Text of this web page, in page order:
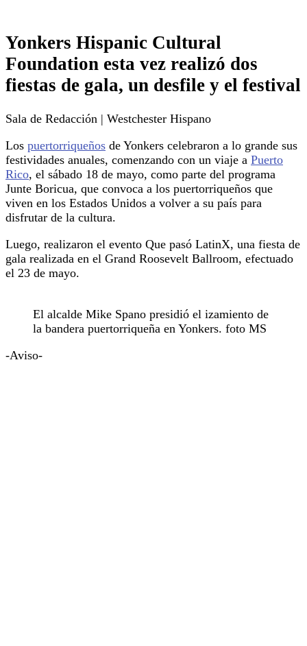
Yonkers Hispanic Cultural
Foundation esta vez realizó dos
fiestas de gala, un desfile y el festival
Sala de Redacción | Westchester Hispano
Los puertorriqueños de Yonkers celebraron a lo grande sus
festividades anuales, comenzando con un viaje a Puerto
Rico, el sábado 18 de mayo, como parte del programa
Junte Boricua, que convoca a los puertorriqueños que
viven en los Estados Unidos a volver a su país para
disfrutar de la cultura.
Luego, realizaron el evento Que pasó LatinX, una fiesta de
gala realizada en el Grand Roosevelt Ballroom, efectuado
el 23 de mayo.
El alcalde Mike Spano presidió el izamiento de
la bandera puertorriqueña en Yonkers. foto MS
-Aviso-